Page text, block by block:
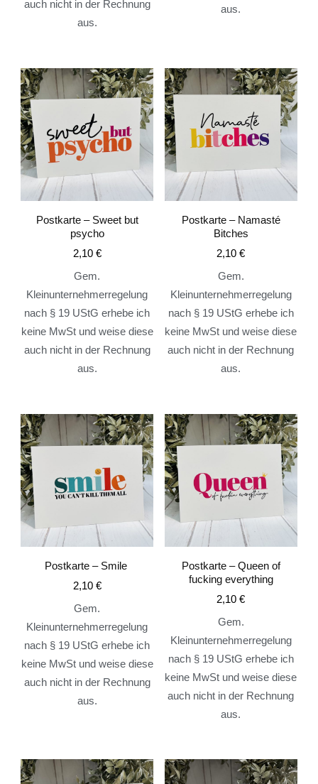
auch nicht in der Rechnung
aus.
aus.
Postkarte – Sweet but
psycho
2,10 €
Gem.
Kleinunternehmerregelung
nach § 19 UStG erhebe ich
keine MwSt und weise diese
auch nicht in der Rechnung
aus.
Postkarte – Namasté
Bitches
2,10€
Gem.
Kleinunternehmerregelung
nach § 19 UStG erhebe ich
keine MwSt und weise diese
auch nicht in der Rechnung
aus.
Postkarte – Smile
2,10 €
Gem.
Kleinunternehmerregelung
nach § 19 UStG erhebe ich
keine MwSt und weise diese
auch nicht in der Rechnung
aus.
Postkarte – Queen of
fucking everything
2,10€
Gem.
Kleinunternehmerregelung
nach § 19 UStG erhebe ich
keine MwSt und weise diese
auch nicht in der Rechnung
aus.